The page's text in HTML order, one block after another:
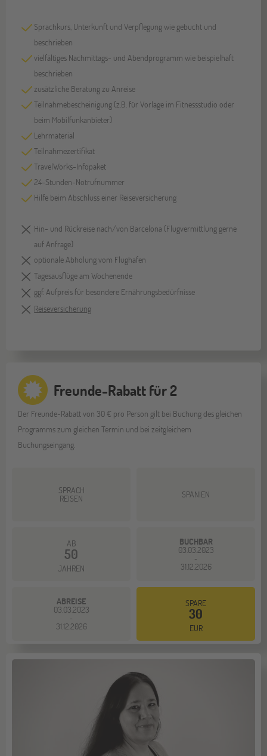
Sprachkurs, Unterkunft und Verpflegung wie gebucht und
beschrieben
vielfältiges Nachmittags- und Abendprogramm wie beispielhaft
beschrieben
zusätzliche Beratung zu Anreise
Teilnahmebescheinigung (z.B. für Vorlage im Fitnessstudio oder
beim Mobilfunkanbieter)
Lehrmaterial
Teilnahmezertifikat
TravelWorks-Infopaket
24-Stunden-Notrufnummer
Hilfe beim Abschluss einer Reiseversicherung
Hin- und Rückreise nach/von Barcelona (Flugvermittlung gerne
auf Anfrage)
optionale Abholung vom Flughafen
Tagesausflüge am Wochenende
ggf. Aufpreis für besondere Ernährungsbedürfnisse
Reiseversicherung
Freunde-Rabatt für 2
Der Freunde-Rabatt von 30 € pro Person gilt bei Buchung des gleichen
Programms zum gleichen Termin und bei zeitgleichem
Buchungseingang.
SPRACH
REISEN SPANIEN
AB
50
JAHREN
BUCHBAR
03.03.2023
-
31.12.2026
ABREISE
03.03.2023
-
31.12.2026
SPARE
30
EUR